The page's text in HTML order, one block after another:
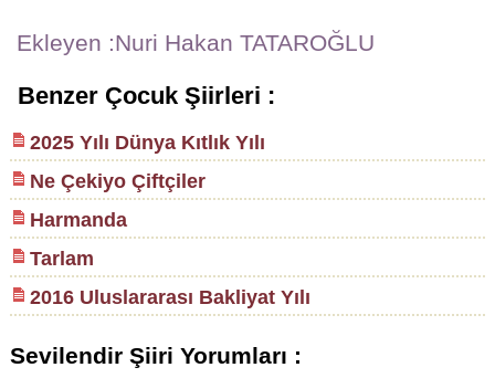
Ekleyen :Nuri Hakan TATAROĞLU
Benzer Çocuk Şiirleri :
2025 Yılı Dünya Kıtlık Yılı
Ne Çekiyo Çiftçiler
Harmanda
Tarlam
2016 Uluslararası Bakliyat Yılı
Sevilendir Şiiri Yorumları :